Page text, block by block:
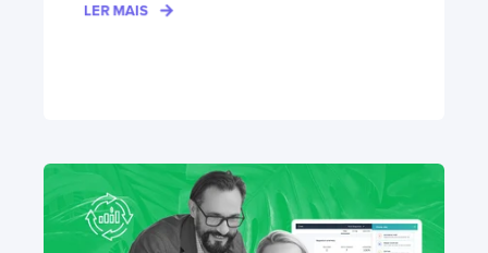
LER MAIS